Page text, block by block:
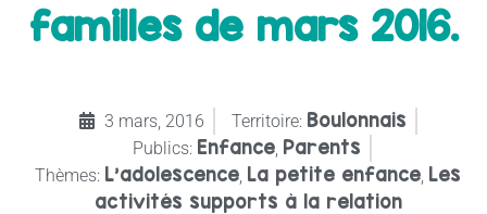
familles de mars 2016.
3 mars, 2016 Territoire: Boulonnais
Publics: Enfance Parents
Thèmes: L’adolescence La petite enfance Les
activités supports à la relation